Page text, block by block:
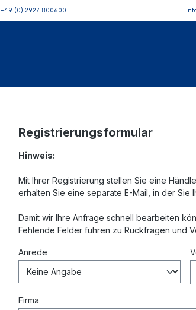
+49 (0) 2927 800600
Registrierungsformular
Hinweis:
Mit Ihrer Registrierung stellen Sie eine
erhalten Sie eine separate E-Mail, in der Sie
Damit wir Ihre Anfrage schnell bearbeiten
Fehlende Felder führen zu Rückfragen und
Anrede
Firma